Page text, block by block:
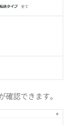
認できます。